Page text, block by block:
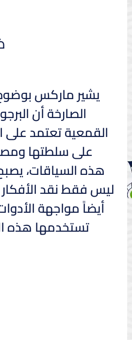
يشير ماركس
الصارخة أن
القمعية تعتمد على
على سلطتها
هذه السياقات،
ليس فقط نقد
أيضاً مواجهة
تستخدمها هذه